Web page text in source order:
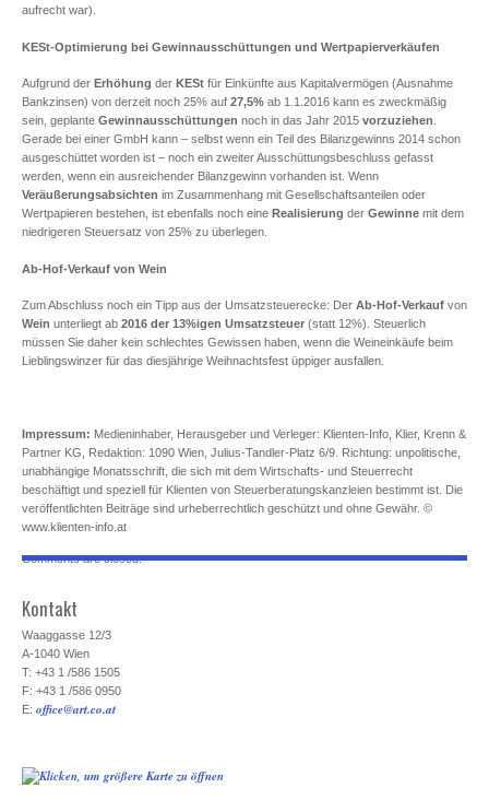
aufrecht war).
KESt-Optimierung bei Gewinnausschüttungen und Wertpapierverkäufen
Aufgrund der Erhöhung der KESt für Einkünfte aus Kapitalvermögen (Ausnahme
Bankzinsen) von derzeit noch 25% auf 27,5% ab 1.1.2016 kann es zweckmäßig
sein, geplante Gewinnausschüttungen noch in das Jahr 2015 vorzuziehen
Gerade bei einer GmbH kann – selbst wenn ein Teil des Bilanzgewinns 2014 schon
ausgeschüttet worden ist – noch ein zweiter Ausschüttungsbeschluss gefasst
werden, wenn ein ausreichender Bilanzgewinn vorhanden ist. Wenn
Veräußerungsabsichten im Zusammenhang mit Gesellschaftsanteilen oder
Wertpapieren bestehen, ist ebenfalls noch eine Realisierung der Gewinne mit dem
niedrigeren Steuersatz von 25% zu überlegen.
Ab-Hof-Verkauf von Wein
Zum Abschluss noch ein Tipp aus der Umsatzsteuerecke: Der Ab-Hof-Verkauf von
Wein unterliegt ab 2016 der 13%igen Umsatzsteuer (statt 12%). Steuerlich
müssen Sie daher kein schlechtes Gewissen haben, wenn die Weineinkäufe beim
Lieblingswinzer für das diesjährige Weihnachtsfest üppiger ausfallen.
Impressum: Medieninhaber, Herausgeber und Verleger: Klienten-Info, Klier, Krenn &
Partner KG, Redaktion: 1090 Wien, Julius-Tandler-Platz 6/9. Richtung: unpolitische,
unabhängige Monatsschrift, die sich mit dem Wirtschafts- und Steuerrecht
beschäftigt und speziell für Klienten von Steuerberatungskanzleien bestimmt ist. Die
veröffentlichten Beiträge sind urheberrechtlich geschützt und ohne Gewähr. ©
www.klienten-info.at
Comments are closed.
Kontakt
Waaggasse 12/3
A-1040 Wien
T: +43 1 /586 1505
F: +43 1 /586 0950
E: office@art.co.at